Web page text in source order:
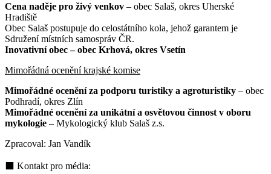
Cena naděje pro živý venkov – obec Salaš, okres Uherské
Hradiště
Obec Salaš postupuje do celostátního kola, jehož garantem je
Sdružení místních samospráv ČR.
Inovativní obec – obec Krhová, okres Vsetín
Mimořádná ocenění krajské komise
Mimořádné ocenění za podporu turistiky a agroturistiky – obec
Podhradí, okres Zlín
Mimořádné ocenění za unikátní a osvětovou činnost v oboru
mykologie – Mykologický klub Salaš z.s.
Zpracoval: Jan Vandík
⬛ Kontakt pro média: